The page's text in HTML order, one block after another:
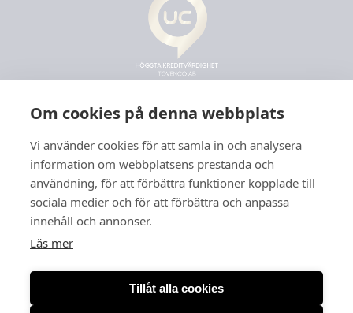
Om cookies på denna webbplats
Vi använder cookies för att samla in och analysera
information om webbplatsens prestanda och
användning, för att förbättra funktioner kopplade till
sociala medier och för att förbättra och anpassa
innehåll och annonser.
Läs mer
Tillåt alla cookies